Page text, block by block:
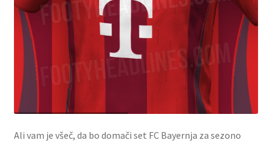
Ali vam je všeč, da bo domači set FC Bayernja za sezono